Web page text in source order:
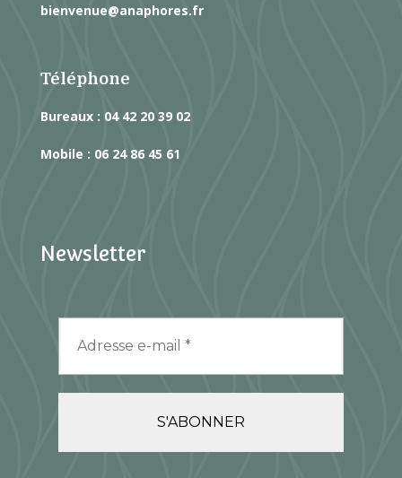
bienvenue@anaphores.fr
Téléphone
Bureaux : 04 42 20 39 02
Mobile : 06 24 86 45 61
Newsletter
Adresse
*